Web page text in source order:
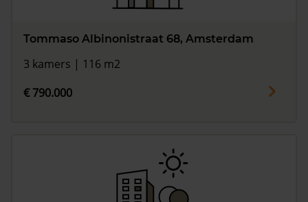
Tommaso Albinonistraat 68, Amsterdam
3 kamers | 116 m2
€ 790.000